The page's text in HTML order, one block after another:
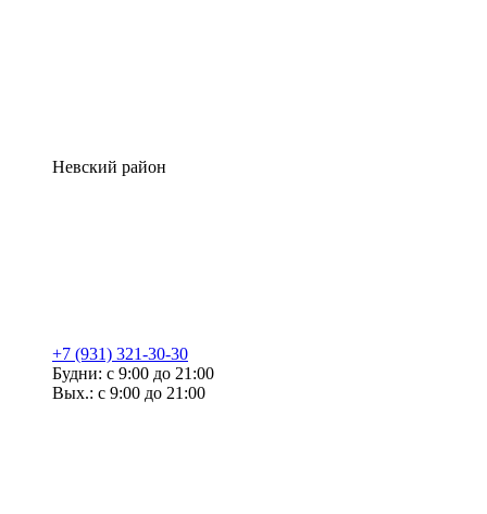
Невский район
+7 (931) 321-30-30
Будни: с 9:00 до 21:00
Вых.: с 9:00 до 21:00